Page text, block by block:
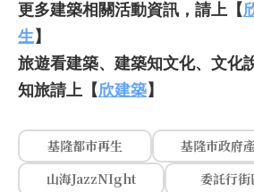
更多建築相關活動資訊，請上【
生】
旅遊看建築、建築知文化、文化
知旅請上【欣建築】
基隆都市再生
基隆市政府
山海JazzNIght
委託行街